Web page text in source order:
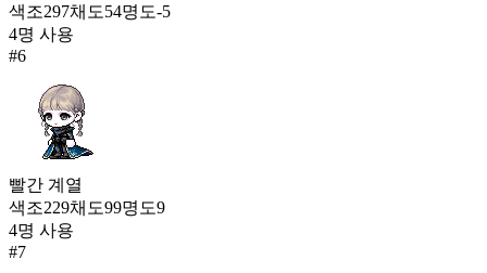
색조297채도54명도-5
4명 사용
#6
빨간 계열
색조229채도99명도9
4명 사용
#7